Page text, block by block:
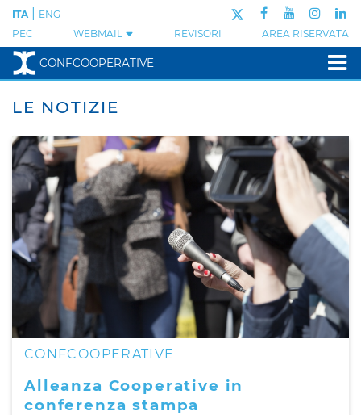
PEC WEBMAIL REVISORI AREA RISERVATA
ITA ENG
CONFCOOPERATIVE
LE NOTIZIE
CONFCOOPERATIVE
Alleanza Cooperative in
conferenza stampa